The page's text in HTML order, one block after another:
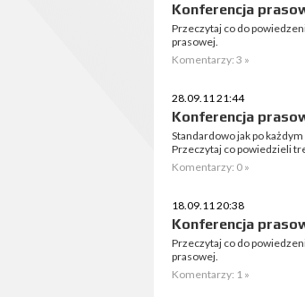
Konferencja
Przeczytaj co do
prasowej.
Komentarzy: 3 »
28.09.11 21:44
Konferencja
Standardowo jak po
Przeczytaj co powiedzieli
Komentarzy: 0 »
18.09.11 20:38
Konferencja
Przeczytaj co do
prasowej.
Komentarzy: 1 »